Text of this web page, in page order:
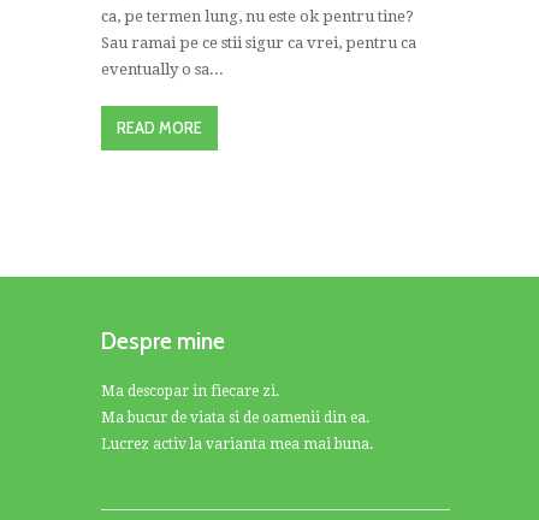
ca, pe termen lung, nu este ok pentru tine?
Sau ramai pe ce stii sigur ca vrei, pentru ca
eventually o sa...
READ MORE
Despre mine
Ma descopar in fiecare zi.
Ma bucur de viata si de oamenii din ea.
Lucrez activ la varianta mea mai buna.